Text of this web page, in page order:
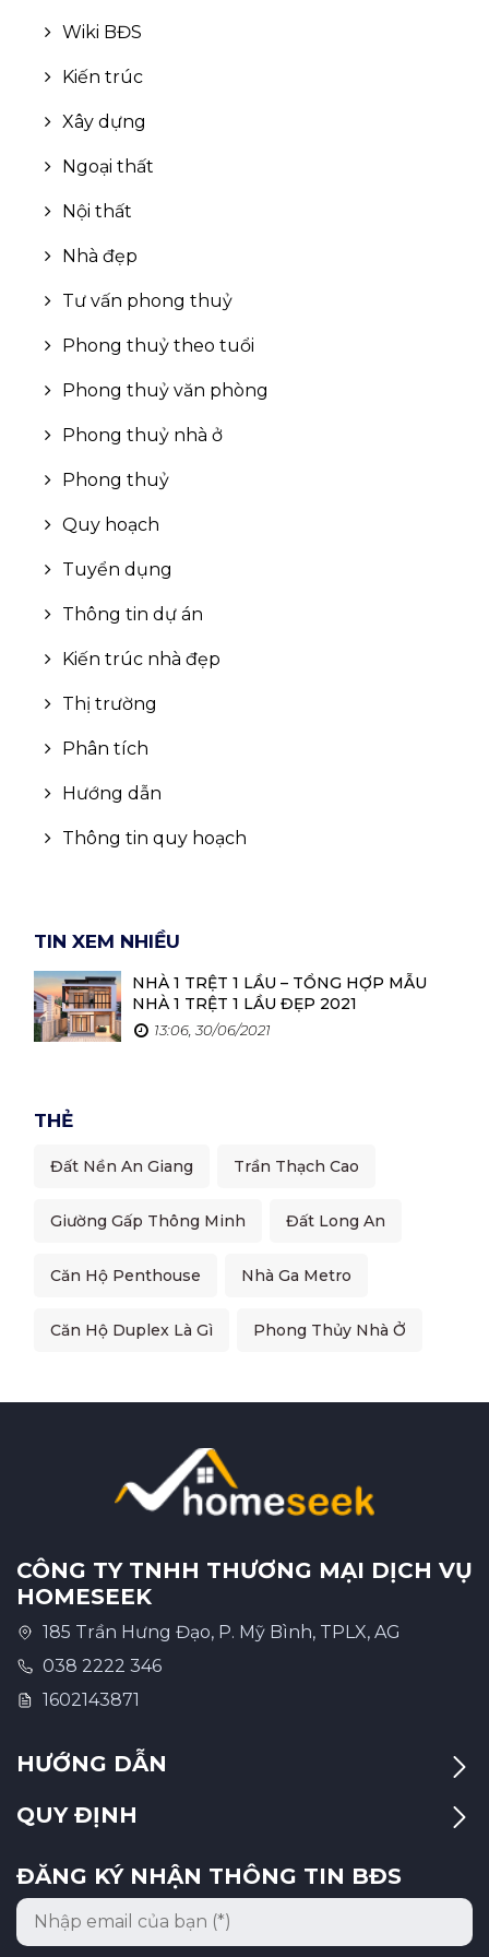
Quảng Ngãi
Bến Tre
Đắk Nông
Vĩnh Long
Ninh Bình
Phú Thọ
Ninh Thuận
Hà Tĩnh
Sóc Trăng
Quảng Bình
Quảng Trị
Trà Vinh
Hậu Giang
Sơn La
Bạc Liêu
Điện Biên
Tất cả mức giá
Tất cả mức giá
Tây Bắc
Tây Nam
Wiki BĐS
Kiến trúc
Xây dựng
Ngoại thất
Nội thất
Nhà đẹp
Tư vấn phong thuỷ
Phong thuỷ theo tuổi
Phong thuỷ văn phòng
Phong thuỷ nhà ở
Phong thuỷ
Quy hoạch
Tuyển dụng
Thông tin dự án
Kiến trúc nhà đẹp
Thị trường
Phân tích
Hướng dẫn
Thông tin quy hoạch
TIN XEM NHIỀU
NHÀ 1 TRỆT 1 LẦU – TỔNG HỢP MẪU
NHÀ 1 TRỆT 1 LẦU ĐẸP 2021
13:06, 30/06/2021
THẺ
Đất Nền An Giang Trần Thạch Cao
Giường Gấp Thông Minh Đất Long An
Căn Hộ Penthouse Nhà Ga Metro
Căn Hộ Duplex Là Gì Phong Thủy Nhà Ở
CÔNG TY TNHH THƯƠNG MẠI DỊCH VỤ
HOMESEEK
185 Trần Hưng Đạo, P. Mỹ Bình, TPLX, AG
038 2222 346
1602143871
HƯỚNG DẪN
QUY ĐỊNH
ĐĂNG KÝ NHẬN THÔNG TIN BĐS